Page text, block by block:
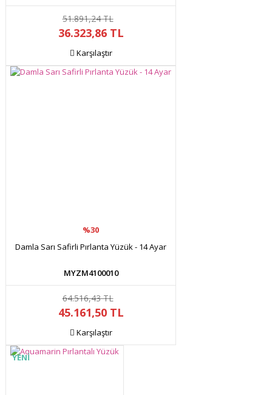
51.891,24 TL
36.323,86 TL
Karşılaştır
%30
Damla Sarı Safirli Pırlanta Yüzük - 14 Ayar
MYZM4100010
64.516,43 TL
45.161,50 TL
Karşılaştır
YENİ